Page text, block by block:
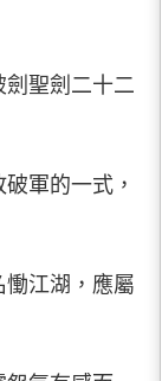
聖劍二十二
軍的一式，
江湖，應屬